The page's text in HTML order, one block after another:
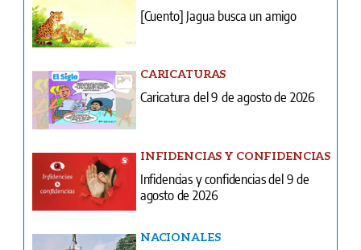
[Cuento] Jagua busca un amigo
CARICATURAS
Caricatura del 9 de agosto de 2026
INFIDENCIAS Y CONFIDENCIAS
Infidencias y confidencias del 9 de
agosto de 2026
NACIONALES